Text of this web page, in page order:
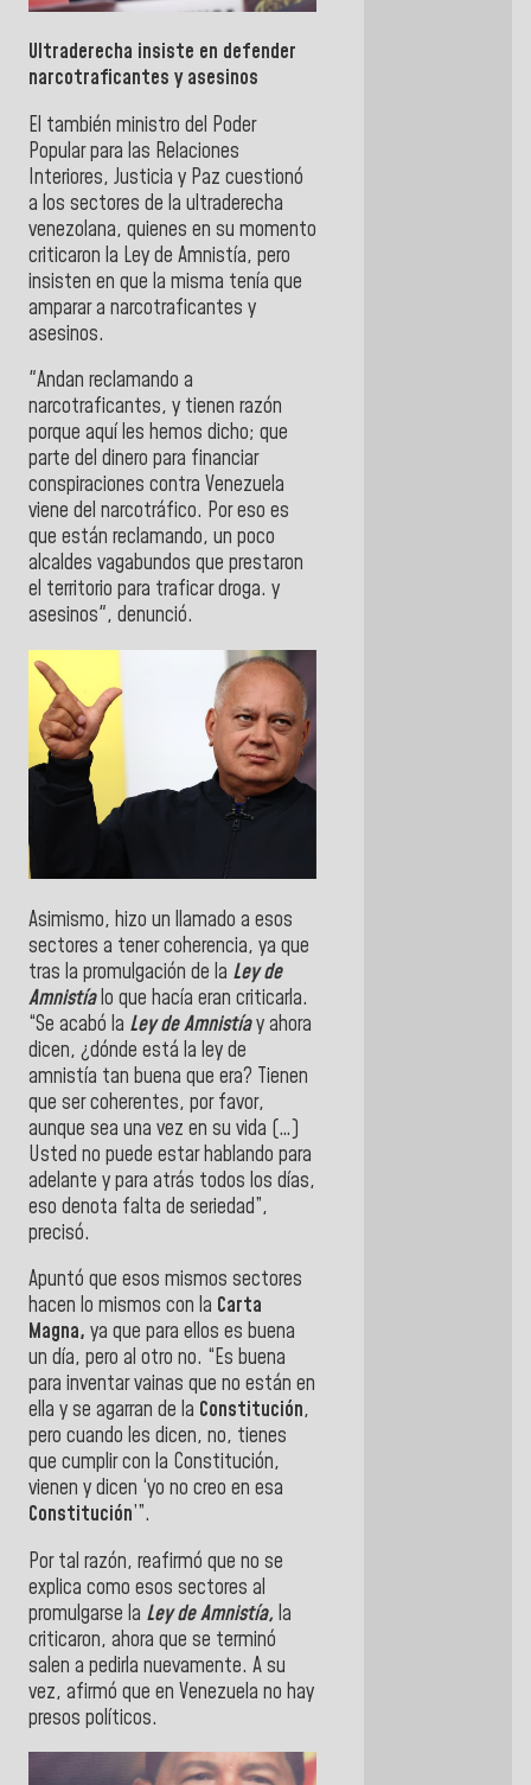
Ultraderecha insiste en defender
narcotraficantes y asesinos
El también ministro del Poder
Popular para las Relaciones
Interiores, Justicia y Paz cuestionó
a los sectores de la ultraderecha
venezolana, quienes en su momento
criticaron la Ley de Amnistía, pero
insisten en que la misma tenía que
amparar a narcotraficantes y
asesinos.
"Andan reclamando a
narcotraficantes, y tienen razón
porque aquí les hemos dicho; que
parte del dinero para financiar
conspiraciones contra Venezuela
viene del narcotráfico. Por eso es
que están reclamando, un poco
alcaldes vagabundos que prestaron
el territorio para traficar droga. y
asesinos", denunció.
Asimismo, hizo un llamado a esos
sectores a tener coherencia, ya que
tras la promulgación de la Ley de
Amnistíalo que hacía eran criticarla.
“Se acabó la Ley de Amnistíay ahora
dicen, ¿dónde está la ley de
amnistía tan buena que era? Tienen
que ser coherentes, por favor,
aunque sea una vez en su vida (…)
Usted no puede estar hablando para
adelante y para atrás todos los días,
eso denota falta de seriedad”,
precisó.
Apuntó que esos mismos sectores
hacen lo mismos con la Carta
Magna, ya que para ellos es buena
un día, pero al otro no. “Es buena
para inventar vainas que no están en
ella y se agarran de la Constitución,
pero cuando les dicen, no, tienes
que cumplir con la Constitución,
vienen y dicen ‘yo no creo en esa
Constitución’”.
Por tal razón, reafirmó que no se
explica como esos sectores al
promulgarse la Ley de Amnistía, la
criticaron, ahora que se terminó
salen a pedirla nuevamente. A su
vez, afirmó que en Venezuela no hay
presos políticos.